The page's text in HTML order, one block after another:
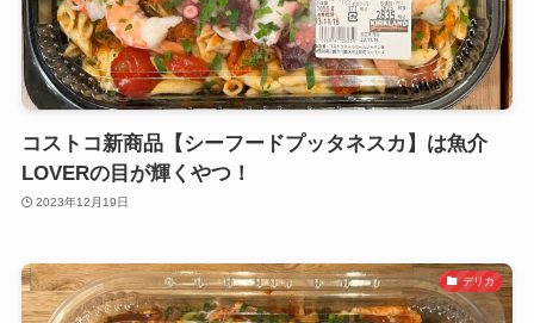
コストコ新商品【シーフードプッタネスカ】は魚介
LOVERの目が輝くやつ！
2023年12月19日
デリカ